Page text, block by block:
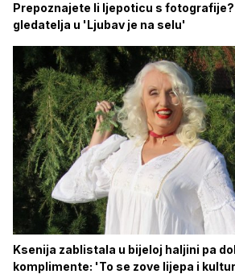
Prepoznajete li ljepoticu s
gledatelja u 'Ljubav je na selu'
Ksenija zablistala u bijeloj haljini pa
komplimente: 'To se zove lijepa i